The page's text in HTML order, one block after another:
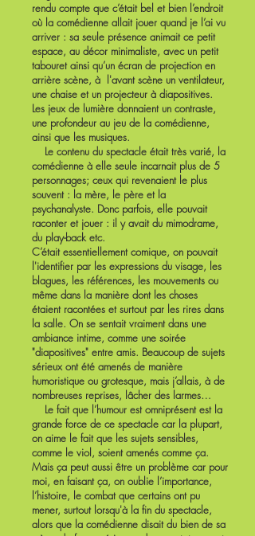
rendu compte que c’était bel et bien l’endroit
où la comédienne allait jouer quand je l’ai vu
arriver : sa seule présence animait ce petit
espace, au décor minimaliste, avec un petit
tabouret ainsi qu’un écran de projection en
arrière scène, à l'avant scène un ventilateur,
une chaise et un projecteur à diapositives.
Les jeux de lumière donnaient un contraste,
une profondeur au jeu de la comédienne,
ainsi que les musiques.
Le contenu du spectacle était très varié, la
comédienne à elle seule incarnait plus de 5
personnages; ceux qui revenaient le plus
souvent : la mère, le père et la
psychanalyste. Donc parfois, elle pouvait
raconter et jouer : il y avait du mimodrame,
du play-back etc.
C’était essentiellement comique, on pouvait
l'identifier par les expressions du visage, les
blagues, les références, les mouvements ou
même dans la manière dont les choses
étaient racontées et surtout par les rires dans
la salle. On se sentait vraiment dans une
ambiance intime, comme une soirée
"diapositives" entre amis. Beaucoup de sujets
sérieux ont été amenés de manière
humoristique ou grotesque, mais j’allais, à de
nombreuses reprises, lâcher des larmes…
Le fait que l’humour est omniprésent est la
grande force de ce spectacle car la plupart,
on aime le fait que les sujets sensibles,
comme le viol, soient amenés comme ça.
Mais ça peut aussi être un problème car pour
moi, en faisant ça, on oublie l’importance,
l’histoire, le combat que certains ont pu
mener, surtout lorsqu'à la fin du spectacle,
alors que la comédienne disait du bien de sa